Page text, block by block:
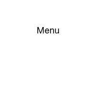
Menu